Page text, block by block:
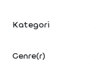
Kategori
Genre(r)